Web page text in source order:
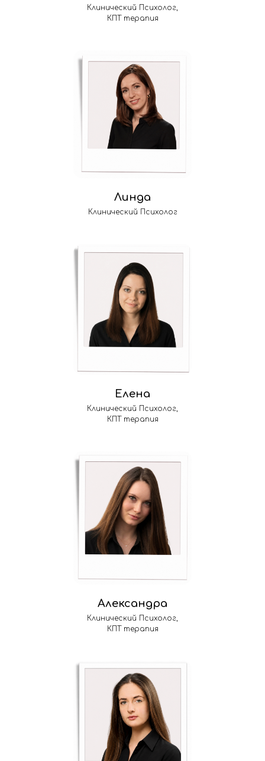
Клинический Психолог,
КПТ терапия
Линда
Клинический Психолог
Елена
Клинический Психолог,
КПТ терапия
Александра
Клинический Психолог,
КПТ терапия